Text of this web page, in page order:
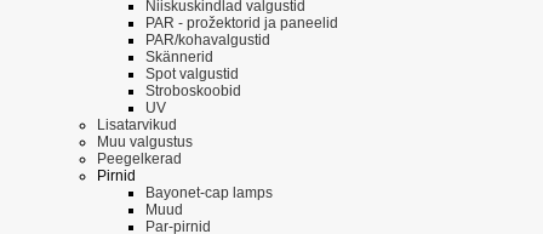
Niiskuskindlad valgustid
PAR - prožektorid ja paneelid
PAR/kohavalgustid
Skännerid
Spot valgustid
Stroboskoobid
UV
Lisatarvikud
Muu valgustus
Peegelkerad
Pirnid
Bayonet-cap lamps
Muud
Par-pirnid